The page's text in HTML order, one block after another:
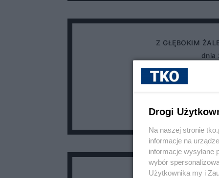
Z GŁĘBOKIM
dnia
Z GŁĘBOKIM
Drogi
Na naszej stronie
informacje na
informacje wysyłane
wybór
Użytkownika my i